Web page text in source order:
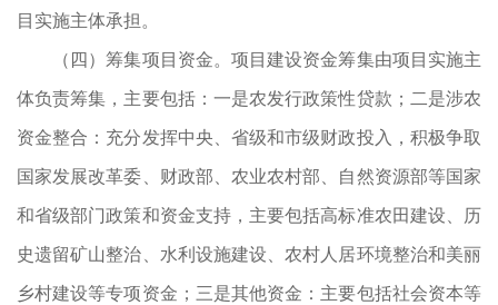
目实施主体承担。
（四）筹集项目资金。项目建设资金筹集由项目实施主
体负责筹集，主要包括：一是农发行政策性贷款；二是涉农
资金整合：充分发挥中央、省级和市级财政投入，积极争取
国家发展改革委、财政部、农业农村部、自然资源部等国家
和省级部门政策和资金支持，主要包括高标准农田建设、历
史遗留矿山整治、水利设施建设、农村人居环境整治和美丽
乡村建设等专项资金；三是其他资金：主要包括社会资本等